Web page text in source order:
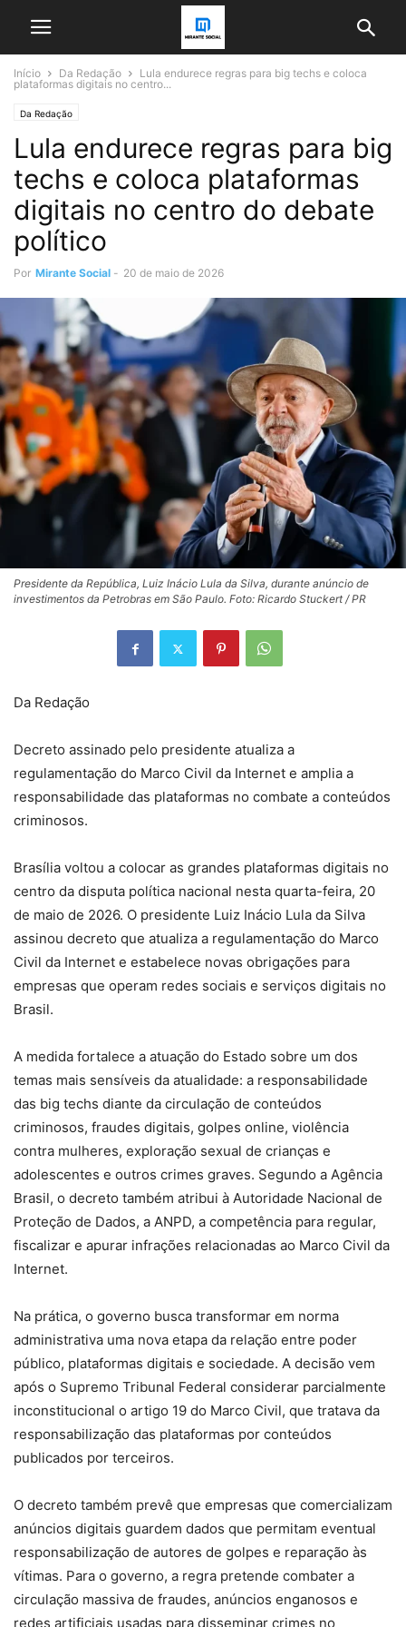
Início Da Redação
Lula endurece regras para big techs e coloca
plataformas digitais no centro...
Da Redação
Lula endurece regras para big
techs e coloca plataformas
digitais no centro do debate
político
Por Mirante Social - 20 de maio de 2026
Presidente da República, Luiz Inácio Lula da Silva, durante anúncio de
investimentos da Petrobras em São Paulo. Foto: Ricardo Stuckert / PR
Da Redação
Decreto assinado pelo presidente atualiza a
regulamentação do Marco Civil da Internet e amplia a
responsabilidade das plataformas no combate a conteúdos
criminosos.
Brasília voltou a colocar as grandes plataformas digitais no
centro da disputa política nacional nesta quarta-feira, 20
de maio de 2026. O presidente Luiz Inácio Lula da Silva
assinou decreto que atualiza a regulamentação do Marco
Civil da Internet e estabelece novas obrigações para
empresas que operam redes sociais e serviços digitais no
Brasil.
A medida fortalece a atuação do Estado sobre um dos
temas mais sensíveis da atualidade: a responsabilidade
das big techs diante da circulação de conteúdos
criminosos, fraudes digitais, golpes online, violência
contra mulheres, exploração sexual de crianças e
adolescentes e outros crimes graves. Segundo a Agência
Brasil, o decreto também atribui à Autoridade Nacional de
Proteção de Dados, a ANPD, a competência para regular,
fiscalizar e apurar infrações relacionadas ao Marco Civil da
Internet.
Na prática, o governo busca transformar em norma
administrativa uma nova etapa da relação entre poder
público, plataformas digitais e sociedade. A decisão vem
após o Supremo Tribunal Federal considerar parcialmente
inconstitucional o artigo 19 do Marco Civil, que tratava da
responsabilização das plataformas por conteúdos
publicados por terceiros.
O decreto também prevê que empresas que comercializam
anúncios digitais guardem dados que permitam eventual
responsabilização de autores de golpes e reparação às
vítimas. Para o governo, a regra pretende combater a
circulação massiva de fraudes, anúncios enganosos e
redes artificiais usadas para disseminar crimes no